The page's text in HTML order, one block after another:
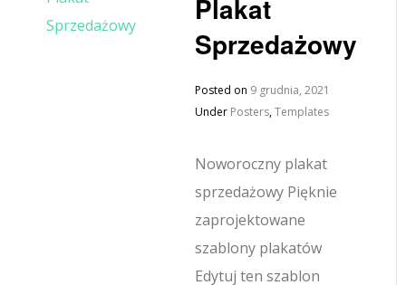
Plakat
Sprzedażowy
Posted on 9 grudnia, 2021
Under Posters,Templates
Noworoczny plakat
sprzedażowy Pięknie
zaprojektowane
szablony plakatów
Edytuj ten szablon